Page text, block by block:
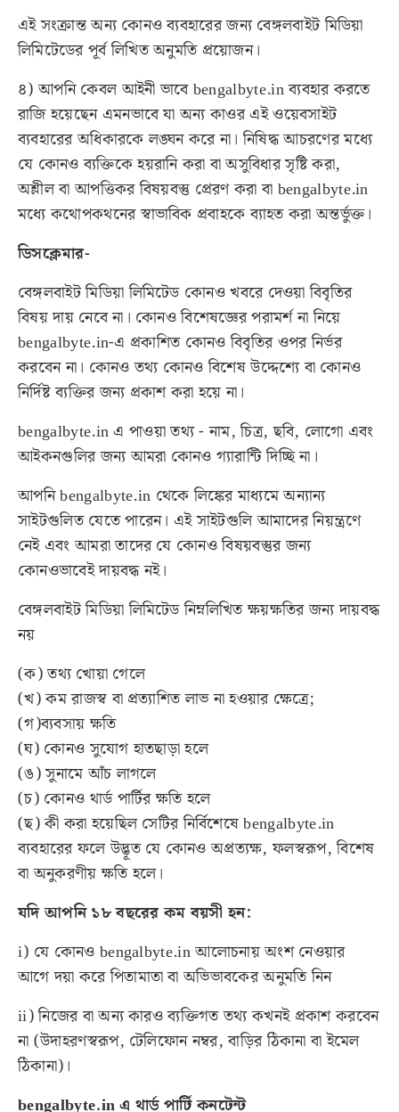
এই সংক্রান্ত অন্য কোনও ব্যবহারের জন্য বেঙ্গলবাইট মিডিয়া
লিমিটেডের পূর্ব লিখিত অনুমতি প্রয়োজন।
৪) আপনি কেবল আইনী ভাবেbengalbyte.inব্যবহার করতে
রাজি হয়েছেন এমনভাবে যা অন্য কাওর এই ওয়েবসাইট
ব্যবহারের অধিকারকে লঙ্ঘন করে না। নিষিদ্ধ আচরণের মধ্যে
যে কোনও ব্যক্তিকে হয়রানি করা বা অসুবিধার সৃষ্টি করা,
অশ্লীল বা আপত্তিকর বিষয়বস্তু প্রেরণ করা বা bengalbyte.in
মধ্যে কথোপকথনের স্বাভাবিক প্রবাহকে ব্যাহত করা অন্তর্ভুক্ত।
ডিসক্লেমার-
বেঙ্গলবাইট মিডিয়া লিমিটেড কোনও খবরে দেওয়া বিবৃতির
বিষয় দায় নেবে না। কোনও বিশেষজ্ঞের পরামর্শ না নিয়ে
bengalbyte.in-এ প্রকাশিত কোনও বিবৃতির ওপর নির্ভর
করবেন না। কোনও তথ্য কোনও বিশেষ উদ্দেশ্যে বা কোনও
নির্দিষ্ট ব্যক্তির জন্য প্রকাশ করা হয়ে না।
bengalbyte.in এ পাওয়া তথ্য - নাম, চিত্র, ছবি, লোগো এবং
আইকনগুলির জন্য আমরা কোনও গ্যারান্টি দিচ্ছি না।
আপনিbengalbyte.in থেকে লিঙ্কের মাধ্যমে অন্যান্য
সাইটগুলিত যেতে পারেন। এই সাইটগুলি আমাদের নিয়ন্ত্রণে
নেই এবং আমরা তাদের যে কোনও বিষয়বস্তুর জন্য
কোনওভাবেই দায়বদ্ধ নই।
বেঙ্গলবাইট মিডিয়া লিমিটেড নিম্নলিখিত ক্ষয়ক্ষতির জন্য দায়বদ্ধ
নয়
(ক) তথ্য খোয়া গেলে
(খ) কম রাজস্ব বা প্রত্যাশিত লাভ না হওয়ার ক্ষেত্রে;
(গ)ব্যবসায় ক্ষতি
(ঘ) কোনও সুযোগ হাতছাড়া হলে
(ঙ) সুনামে আঁচ লাগলে
(চ) কোনও থার্ড পার্টির ক্ষতি হলে
(ছ) কী করা হয়েছিল সেটির নির্বিশেষেbengalbyte.in
ব্যবহারের ফলে উদ্ভূত যে কোনও অপ্রত্যক্ষ, ফলস্বরূপ, বিশেষ
বা অনুকরণীয় ক্ষতি হলে।
যদি আপনি ১৮ বছরের কম বয়সী হন:
i) যে কোনও bengalbyte.in আলোচনায় অংশ নেওয়ার
আগে দয়া করে পিতামাতা বা অভিভাবকের অনুমতি নিন
ii) নিজের বা অন্য কারও ব্যক্তিগত তথ্য কখনই প্রকাশ করবেন
না (উদাহরণস্বরূপ, টেলিফোন নম্বর, বাড়ির ঠিকানা বা ইমেল
ঠিকানা)।
bengalbyte.inএ থার্ড পার্টি কনটেন্ট